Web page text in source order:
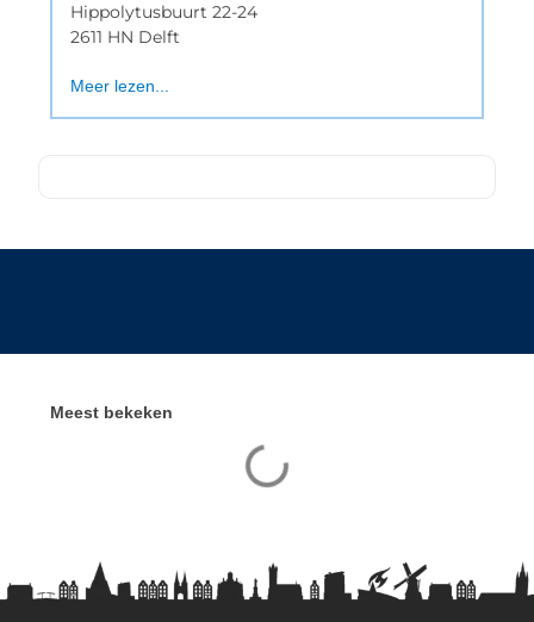
Hippolytusbuurt 22-24
2611 HN Delft
Meer lezen...
Meest bekeken